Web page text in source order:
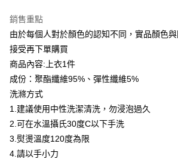
聯邦商業銀行
元大商業銀行
永豐商業
台新國際商業銀行
台灣樂天信用卡公司
全盈+PAY
ATM付款
貨到付款
運送方式
付款後全家取貨
每筆NT$80，滿NT$399(含以上)免運費
銷售重點
由於每個人對於顏色的認知不同，實品顏色
接受再下單購買
商品內容:上衣1件
成份：聚酯纖維95%、彈性纖維5%
洗滌方式
1.建議使用中性洗潔清洗，勿浸泡過久
2.可在水溫攝氏30度C以下手洗
3.熨燙溫度120度為限
4.請以手小力